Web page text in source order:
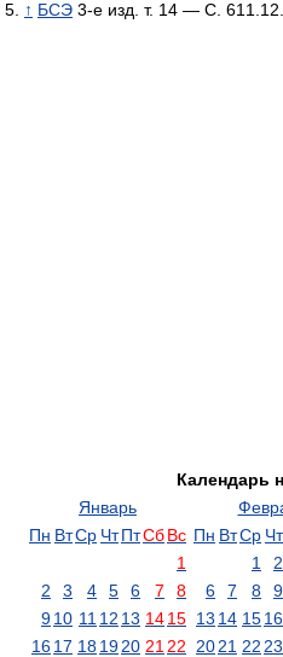
↑ БСЭ 3-е изд. т. 14 — С. 611.
Календарь
Январь
Пн ВтСр ЧтПтСбВс
1
2
3 4 5 6 7
8
910 11 12 13 1415
1617 181920 21 22
Пн ВтСр Чт
1
2
6
7 8 9
13 14 1516
2021 22 23